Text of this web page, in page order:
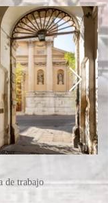
de trabajo